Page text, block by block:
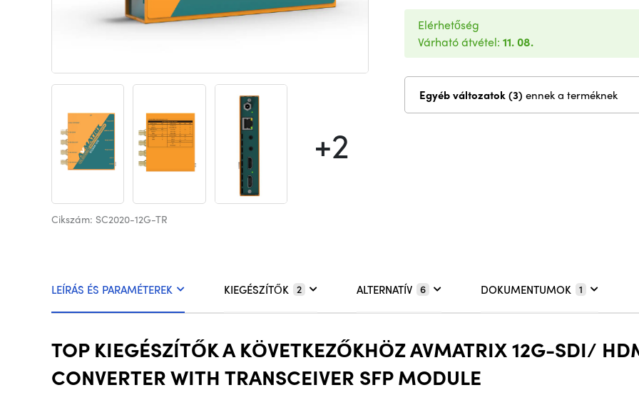
+2
Cikszám: SC2020-12G-TR
Elérhetőség
Várható átvétel: 11. 08.
Egyéb változatok (3) ennek a terméknek
LEÍRÁS ÉS PARAMÉTEREK KIEGÉSZÍTŐK 2 ALTERNATÍV 6 DOKUMENTUMOK 1
TOP KIEGÉSZÍTŐK A KÖVETKEZŐKHÖZ AVMATRIX 12G-SDI/
CONVERTER WITH TRANSCEIVER SFP MODULE